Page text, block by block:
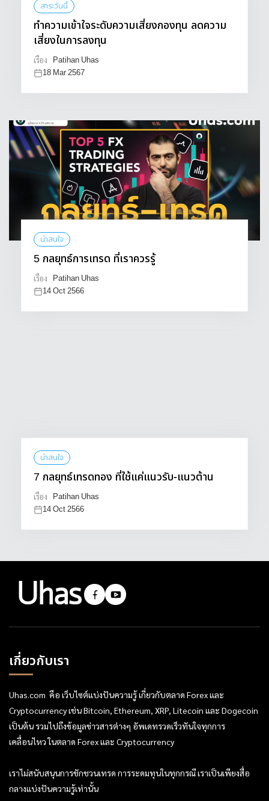
สาระวันนี้
ทำความเข้าใจระดับความเสี่ยงกองทุน ลดความ
เสี่ยงในการลงทุน
เรื่อง
Patihan Uhas
18 Mar 2567
น่าสนใจ
5 กลยุทธ์การเทรด ที่เราควรรู้
เรื่อง
Patihan Uhas
14 Oct 2566
น่าสนใจ
7 กลยุทธ์เทรดทอง ที่ใช้แค่แนวรับ-แนวต้าน
เรื่อง
Patihan Uhas
14 Oct 2566
เกี่ยวกับเรา
Uhas.com คือ เว็บไซต์แบ่งปันความรู้ เกี่ยวกับตลาด Forex และ
Cryptocurrency เช่น Bitcoin, Ethereum, XRP, Litecoin และ Dogecoin
เป็นต้น รวมไปถึงข้อมูลข่าวสารต่างๆ อัพเดทรวดเร็วทันใจทุกการ
เคลื่อนไหว ในตลาด Forex และ Cryptocurrency
เราไม่สนับสนุนการชักชวนเทรด การระดมทุนในทุกกรณี เราเป็นเพียงสื่อ
กลางแบ่งปันความรู้เท่านั้น